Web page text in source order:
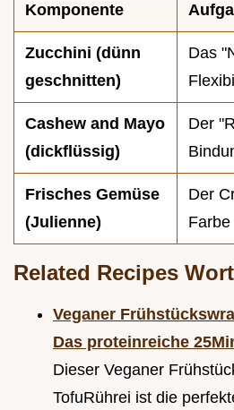
Komponente
Zucchini (dünn
geschnitten)
Das
Cashew and Mayo
(dickflüssig)
Der
Frisches Gemüse
(Julienne)
Der
Farbe
Related Recipes
Veganer
Das proteinreiche
Dieser Veganer
TofuRührei ist die